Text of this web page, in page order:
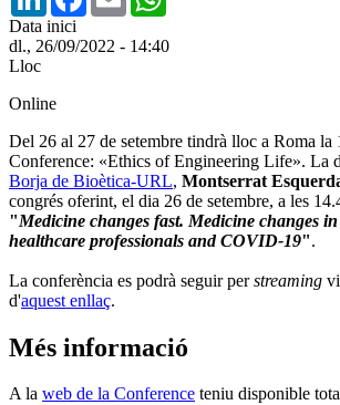
Data inici
dl., 26/09/2022 - 14:40
Lloc
Online
Del 26 al 27 de setembre tindrà lloc a Roma la
Conference: «Ethics of Engineering Life». La
Borja de Bioètica-URL, Montserrat
congrés oferint, el dia 26 de setembre, a les
"Medicine changes fast. Medicine changes
healthcare professionals and COVID-19".
La conferència es podrà seguir perstreaming
d'aquest enllaç.
Més informació
A la web de la Conference teniu disponible